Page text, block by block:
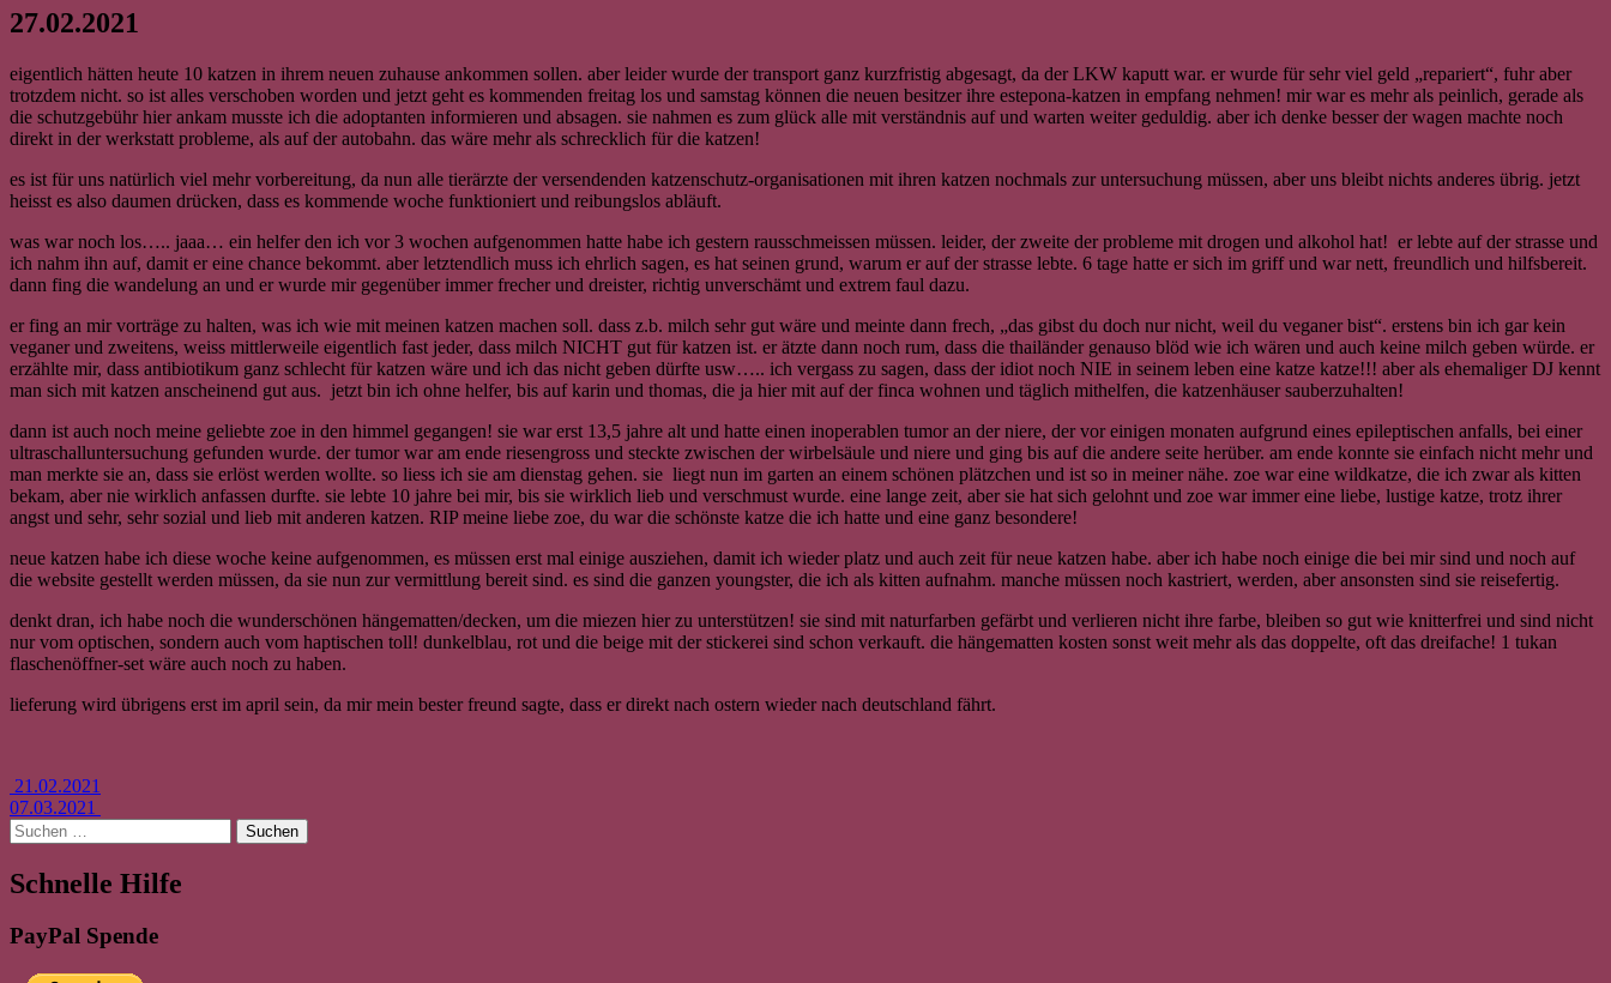
27.02.2021
eigentlich hätten heute 10 katzen in ihrem neuen zuhause ankommen sollen. aber leider wurde der transport ganz kurzfristig abgesagt, da der LKW kaputt war. er wurde für sehr viel geld „repariert“, fuhr aber
trotzdem nicht. so ist alles verschoben worden und jetzt geht es kommenden freitag los und samstag können die neuen besitzer ihre estepona-katzen in empfang nehmen! mir war es mehr als peinlich, gerade als
die schutzgebühr hier ankam musste ich die adoptanten informieren und absagen. sie nahmen es zum glück alle mit verständnis auf und warten weiter geduldig. aber ich denke besser der wagen machte noch
direkt in der werkstatt probleme, als auf der autobahn. das wäre mehr als schrecklich für die katzen!
es ist für uns natürlich viel mehr vorbereitung, da nun alle tierärzte der versendenden katzenschutz-organisationen mit ihren katzen nochmals zur untersuchung müssen, aber uns bleibt nichts anderes übrig. jetzt
heisst es also daumen drücken, dass es kommende woche funktioniert und reibungslos abläuft.
was war noch los….. jaaa… ein helfer den ich vor 3 wochen aufgenommen hatte habe ich gestern rausschmeissen müssen. leider, der zweite der probleme mit drogen und alkohol hat! er lebte auf der strasse und
ich nahm ihn auf, damit er eine chance bekommt. aber letztendlich muss ich ehrlich sagen, es hat seinen grund, warum er auf der strasse lebte. 6 tage hatte er sich im griff und war nett, freundlich und hilfsbereit.
dann fing die wandelung an und er wurde mir gegenüber immer frecher und dreister, richtig unverschämt und extrem faul dazu.
er fing an mir vorträge zu halten, was ich wie mit meinen katzen machen soll. dass z.b. milch sehr gut wäre und meinte dann frech, „das gibst du doch nur nicht, weil du veganer bist“. erstens bin ich gar kein
veganer und zweitens, weiss mittlerweile eigentlich fast jeder, dass milch NICHT gut für katzen ist. er ätzte dann noch rum, dass die thailänder genauso blöd wie ich wären und auch keine milch geben würde. er
erzählte mir, dass antibiotikum ganz schlecht für katzen wäre und ich das nicht geben dürfte usw….. ich vergass zu sagen, dass der idiot noch NIE in seinem leben eine katze katze!!! aber als ehemaliger DJ kennt
man sich mit katzen anscheinend gut aus. jetzt bin ich ohne helfer, bis auf karin und thomas, die ja hier mit auf der finca wohnen und täglich mithelfen, die katzenhäuser sauberzuhalten!
dann ist auch noch meine geliebte zoe in den himmel gegangen! sie war erst 13,5 jahre alt und hatte einen inoperablen tumor an der niere, der vor einigen monaten aufgrund eines epileptischen anfalls, bei einer
ultraschalluntersuchung gefunden wurde. der tumor war am ende riesengross und steckte zwischen der wirbelsäule und niere und ging bis auf die andere seite herüber. am ende konnte sie einfach nicht mehr und
man merkte sie an, dass sie erlöst werden wollte. so liess ich sie am dienstag gehen. sie liegt nun im garten an einem schönen plätzchen und ist so in meiner nähe. zoe war eine wildkatze, die ich zwar als kitten
bekam, aber nie wirklich anfassen durfte. sie lebte 10 jahre bei mir, bis sie wirklich lieb und verschmust wurde. eine lange zeit, aber sie hat sich gelohnt und zoe war immer eine liebe, lustige katze, trotz ihrer
angst und sehr, sehr sozial und lieb mit anderen katzen. RIP meine liebe zoe, du war die schönste katze die ich hatte und eine ganz besondere!
neue katzen habe ich diese woche keine aufgenommen, es müssen erst mal einige ausziehen, damit ich wieder platz und auch zeit für neue katzen habe. aber ich habe noch einige die bei mir sind und noch auf
die website gestellt werden müssen, da sie nun zur vermittlung bereit sind. es sind die ganzen youngster, die ich als kitten aufnahm. manche müssen noch kastriert, werden, aber ansonsten sind sie reisefertig.
denkt dran, ich habe noch die wunderschönen hängematten/decken, um die miezen hier zu unterstützen! sie sind mit naturfarben gefärbt und verlieren nicht ihre farbe, bleiben so gut wie knitterfrei und sind nicht
nur vom optischen, sondern auch vom haptischen toll! dunkelblau, rot und die beige mit der stickerei sind schon verkauft. die hängematten kosten sonst weit mehr als das doppelte, oft das dreifache! 1 tukan
flaschenöffner-set wäre auch noch zu haben.
lieferung wird übrigens erst im april sein, da mir mein bester freund sagte, dass er direkt nach ostern wieder nach deutschland fährt.
Beitrags-
Navigation
21.02.2021
07.03.2021
Suchen
nach:
Schnelle Hilfe
PayPal Spende